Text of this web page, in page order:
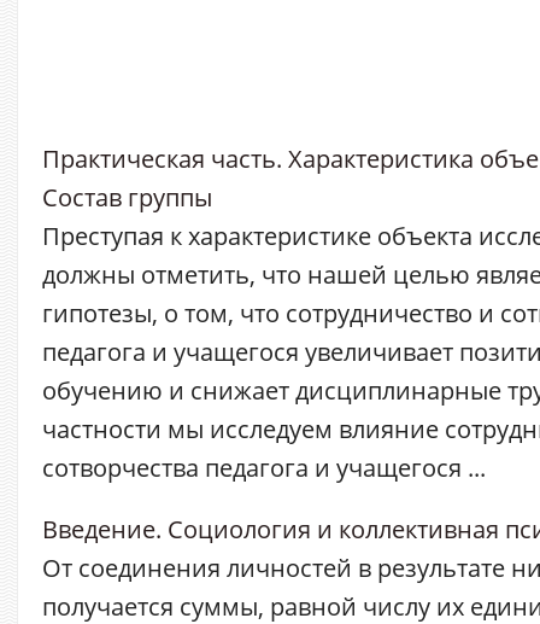
Практическая часть. Характеристика
Состав группы
Преступая к характеристике объекта
должны отметить, что нашей целью
гипотезы, о том, что сотрудничество и
педагога и учащегося увеличивает
обучению и снижает дисциплинарные
частности мы исследуем влияние
сотворчества педагога и учащегося ...
Введение. Социология и коллективная
От соединения личностей в результате
получается суммы, равной числу их